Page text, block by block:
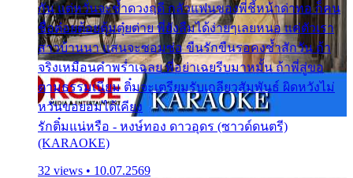
กัน แต่หวั่นจะช้ำดวงฤดี กลัวแฟนของพี่ชี้หน้าด่าทอ ก็คน
ชื่อต๋อยต้อยตุ้มตุ๋ยต่าย พี่ยังลืมได้ง่ายๆเลยหนอ แค่ตัวเรา
สาวบ้านนา แสนจะซอมซ่อ ขืนรักขืนรอคงช้ำสักวัน ถ้า
จริงเหมือนคำพร่ำเฉลย พี่อย่าเฉยรีบมาหมั้น ถ้าพี่สู่ขอ
ตามธรรมเนียม ติ๋มจะเตรียมรับเกลียวสัมพันธ์ ผิดหวังไม่
หวั่นขอยอมได้เคียง
รักติ๋มแน่หรือ - หงษ์ทอง ดาวอุดร (ซาวด์ดนตรี)
(KARAOKE)
32 views • 10.07.2569